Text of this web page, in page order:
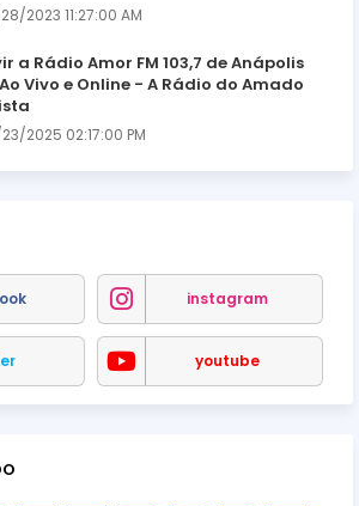
2023 11:27:00 AM
a Rádio Amor FM 103,7 de Anápolis
Vivo e Online - A Rádio do Amado
2025 02:17:00 PM
instagram
youtube